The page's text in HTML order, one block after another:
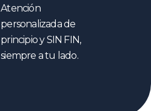
Atención
personalizada de
principio y SIN FIN,
siempre a tu lado.